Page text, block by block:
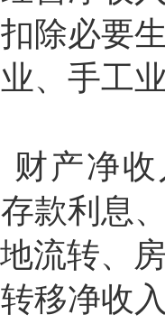
除必要
、手工
财产净
款利息
流转、
转移净收